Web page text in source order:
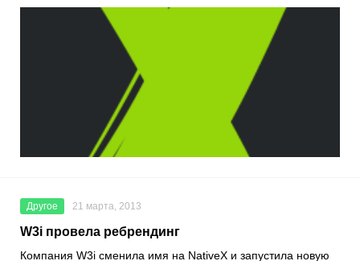
Другое 21 марта, 2013
W3i провела ребрендинг
Компания W3i сменила имя на NativeX и запустила новую